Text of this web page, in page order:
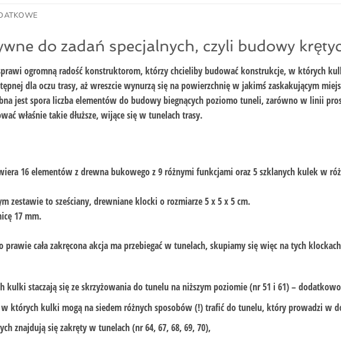
do zadań specjalnych, czyli budowy
sprawi ogromną radość konstruktorom, którzy chcieliby budować konstrukcje, w których
dla oczu trasy, aż wreszcie wynurzą się na powierzchnię w jakimś zaskakującym
jest spora liczba elementów do budowy biegnących poziomo tuneli, zarówno w linii
właśnie takie dłuższe, wijące się w tunelach trasy.
16 elementów z drewna bukowego z 9 różnymi funkcjami oraz 5 szklanych kulek w
zestawie to sześciany, drewniane klocki o rozmiarze 5 x 5 x 5 cm.
17 mm.
prawie cała zakręcona akcja ma przebiegać w tunelach, skupiamy się więc na tych
kulki staczają się ze skrzyżowania do tunelu na niższym poziomie (nr 51 i 61) –
których kulki mogą na siedem różnych sposobów (!) trafić do tunelu, który prowadzi w
znajdują się zakręty w tunelach (nr 64, 67, 68, 69, 70),